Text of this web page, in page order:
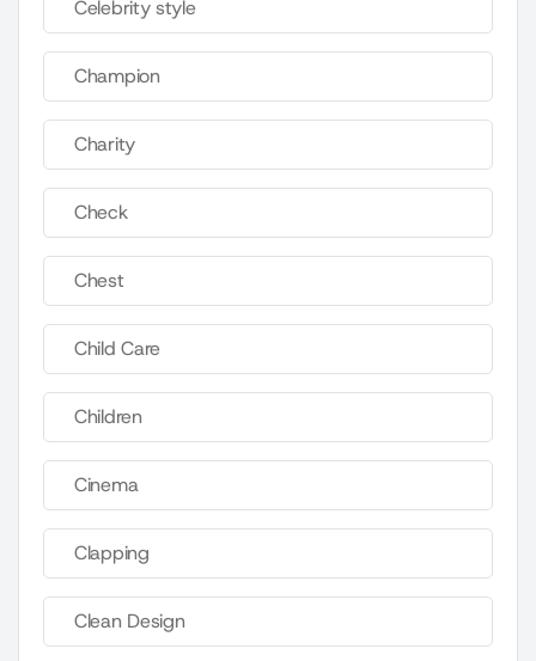
Celebrity style
Champion
Charity
Check
Chest
Child Care
Children
Cinema
Clapping
Clean Design